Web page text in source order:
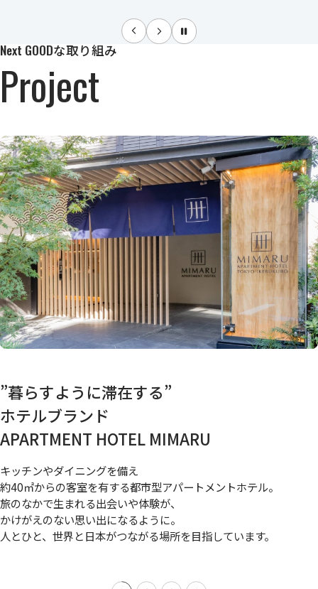
Next GOODな取り組み
Project
人生のセカンドステージをより自由に
サービス付き分譲マンション
イニシアグラン
再開発エリアという利便性の高い立地と
多彩なサービスを備えた分譲マンション。
人生100年時代。
自立して心身ともに健やかに暮らし続けられる
”自立型住まい”を目指す、新しい住まいのかたち。
一人暮らしとシェアハウスのその間
シェアレジデンス nears
一人時間を大切にできるプライベート空間と
自然と人とつながれるシェア空間。
「ひとり」と「みんな」を行き来できる
”ゆるやかな隣人のいる暮らし”をテーマにした
新しい一人暮らしのかたち。
地方の遊休不動産への新たな価値創出
アウトドアリゾート
都市と地方を「価値」でつなぐ。
地域の魅力や資源を生かし
地域のファンを増やす、公民連携で生まれる、
新しいアウトドアリゾート。
”暮らすように滞在する”
ホテルブランド
APARTMENT HOTEL MIMARU
キッチンやダイニングを備え
約40㎡からの客室を有する都市型アパートメントホテル。
旅のなかで生まれる出会いや体験が、
かけがえのない思い出になるように。
人とひと、世界と日本がつながる場所を目指しています。